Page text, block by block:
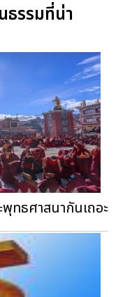
รรมที่น่า
ทธศาสนากันเถอะ